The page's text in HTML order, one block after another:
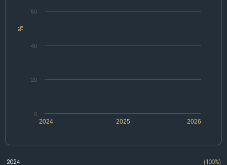
%
2024 2025 2026
0
20
40
60
2024
(100%)